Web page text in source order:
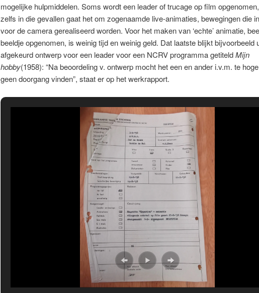
mogelijke hulpmiddelen. Soms wordt een leader of trucage op film
zelfs in die gevallen gaat het om zogenaamde live-animaties, bewegingen die in
voor de camera gerealiseerd worden. Voor het maken van ‘echte’ animatie,
beeldje opgenomen, is weinig tijd en weinig geld. Dat laatste blijkt bijvoorbeeld
afgekeurd ontwerp voor een leader voor een NCRV programma getiteldMijn
hobby(1958): “Na beoordeling v. ontwerp mocht het een en ander i.v.m. te
geen doorgang vinden”, staat er op het werkrapport.